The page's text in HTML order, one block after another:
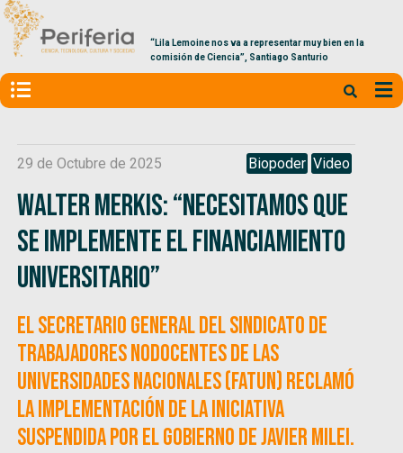
“Lila Lemoine nos va a representar muy bien en la
comisión de Ciencia”, Santiago Santurio
29 de Octubre de 2025 Biopoder Video
Walter Merkis: “Necesitamos que
se implemente el Financiamiento
Universitario”
El Secretario General del Sindicato de
trabajadores nodocentes de las
universidades nacionales (FATUN) reclamó
la implementación de la iniciativa
suspendida por el gobierno de Javier Milei.